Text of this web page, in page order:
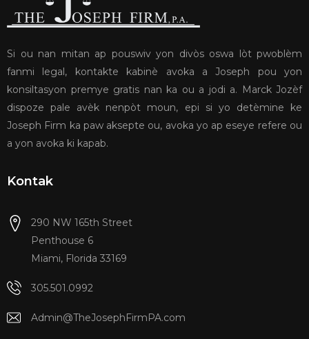
Si ou nan mitan ap pouswiv yon divòs oswa lòt pwoblèm
fanmi legal, kontakte kabinè avoka a Joseph pou yon
konsiltasyon premye gratis nan ka ou a jodi a. Marck Jozèf
dispoze pale avèk nenpòt moun, epi si yo detèmine ke
Joseph Firm ka paw aksepte ou, avoka yo ap eseye refere ou
a yon avoka ki kapab.
Kontak
290 NW 165th Street
Penthouse 6
Miami, Florida 33169
305.501.0992
Admin@TheJosephFirmPA.com